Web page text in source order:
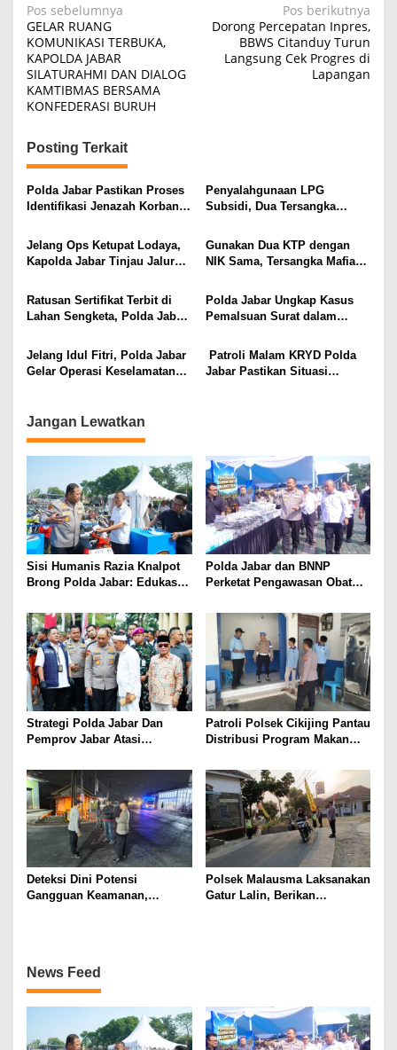
Navigasi
pos
Pos sebelumnya
GELAR RUANG
KOMUNIKASI TERBUKA,
KAPOLDA JABAR
SILATURAHMI DAN DIALOG
KAMTIBMAS BERSAMA
KONFEDERASI BURUH
Pos berikutnya
Dorong Percepatan Inpres,
BBWS Citanduy Turun
Langsung Cek Progres di
Lapangan
Posting Terkait
Polda Jabar Pastikan Proses
Identifikasi Jenazah Korban
Berjalan Hingga Selesai
Penyalahgunaan LPG
Subsidi, Dua Tersangka
Jelang Ops Ketupat Lodaya,
Kapolda Jabar Tinjau Jalur
Jabar
Gunakan Dua KTP dengan
NIK Sama, Tersangka Mafia
BPN Cianjur
Ratusan Sertifikat Terbit di
Lahan Sengketa, Polda Jabar
Mafia Tanah
Polda Jabar Ungkap Kasus
Pemalsuan Surat dalam
Teh di Cianjur
Jelang Idul Fitri, Polda Jabar
Gelar Operasi Keselamatan
Patroli Malam KRYD Polda
Jabar Pastikan Situasi
Jangan Lewatkan
Sisi Humanis Razia Knalpot
Brong Polda Jabar: Edukasi
Knalpot Sukarela
Polda Jabar dan BNNP
Perketat Pengawasan Obat
Targetkan Jaringan Lintas
Provinsi
Strategi Polda Jabar Dan
Pemprov Jabar Atasi
Patroli Polsek Cikijing Pantau
Distribusi Program Makan
Sindangpanji
Deteksi Dini Potensi
Gangguan Keamanan,
Polsek Malausma Laksanakan
Gatur Lalin, Berikan
News Feed